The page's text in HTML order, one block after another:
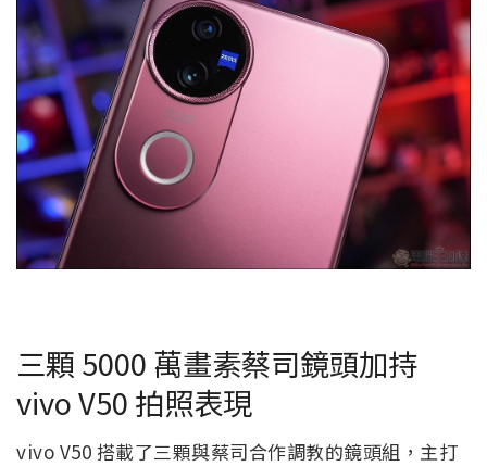
三顆 5000 萬畫素蔡司鏡頭加持
vivo V50 拍照表現
vivo V50 搭載了三顆與蔡司合作調教的鏡頭組，主打